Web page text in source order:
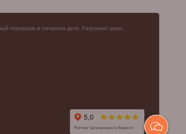
помощник в сигарном деле. Разумные цены,